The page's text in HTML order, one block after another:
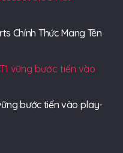
Chính Thức Mang Tên
bước tiến vào play-